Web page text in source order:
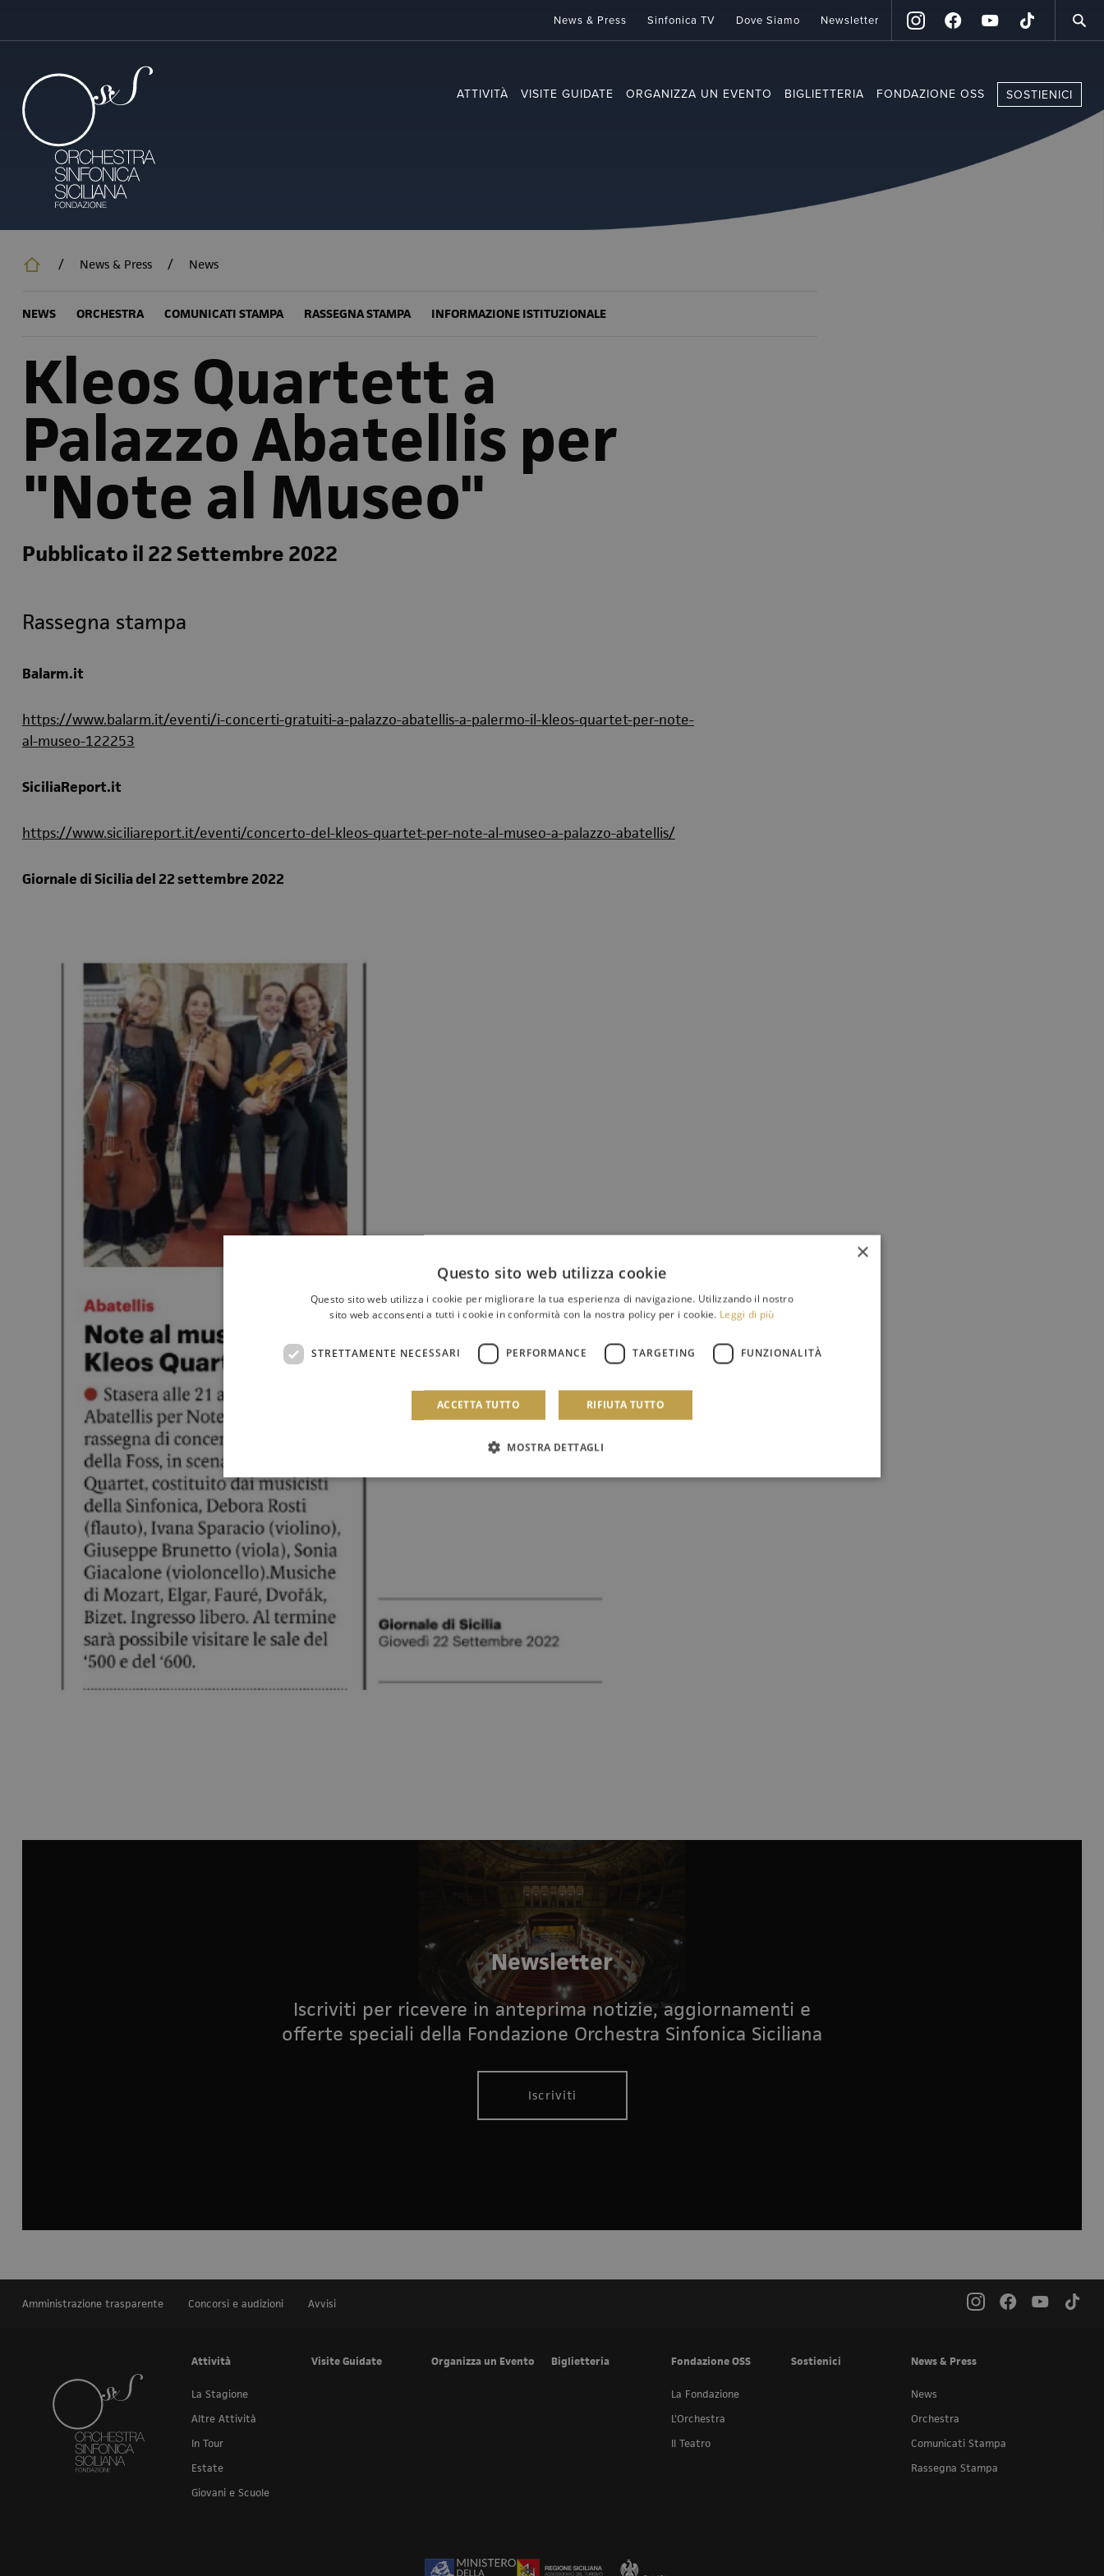
principale
ATTIVITÀ VISITE GUIDATE ORGANIZZA UN EVENTO BIGLIETTERIA FONDAZIONE OSS SOSTIENICI
News & Press Sinfonica TV Dove Siamo Newsletter
/ News & Press / News
NEWS ORCHESTRA COMUNICATI STAMPA RASSEGNA STAMPA INFORMAZIONE ISTITUZIONALE
Kleos Quartett a
Palazzo Abatellis per
"Note al Museo"
Pubblicato il 22 Settembre 2022
Rassegna stampa
Balarm.it
https://www.balarm.it/eventi/i-concerti-gratuiti-a-palazzo-abatellis-a-palermo-il-kleos-quartet-per-note-
al-museo-122253
SiciliaReport.it
https://www.siciliareport.it/eventi/concerto-del-kleos-quartet-per-note-al-museo-a-palazzo-abatellis/
Giornale di Sicilia del 22 settembre 2022
Newsletter
Iscriviti per ricevere in anteprima notizie, aggiornamenti e
offerte speciali della Fondazione Orchestra Sinfonica Siciliana
Iscriviti
Amministrazione trasparente Concorsi e audizioni Avvisi
Attività
La Stagione
Altre Attività
In Tour
Estate
Giovani e Scuole
Visite Guidate Organizza un Evento Biglietteria Fondazione OSS
La Fondazione
L'Orchestra
Il Teatro
Sostienici News & Press
News
Orchestra
Comunicati Stampa
Rassegna Stampa
×
Questo sito web utilizza cookie
Questo sito web utilizza i cookie per migliorare la tua esperienza di navigazione. Utilizzando il nostro
sito web acconsenti a tutti i cookie in conformità con la nostra policy per i cookie. Leggi di più
STRETTAMENTE NECESSARI PERFORMANCE TARGETING FUNZIONALITÀ
ACCETTA TUTTO RIFIUTA TUTTO
MOSTRA DETTAGLI